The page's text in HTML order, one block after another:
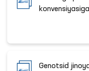
Genotsid